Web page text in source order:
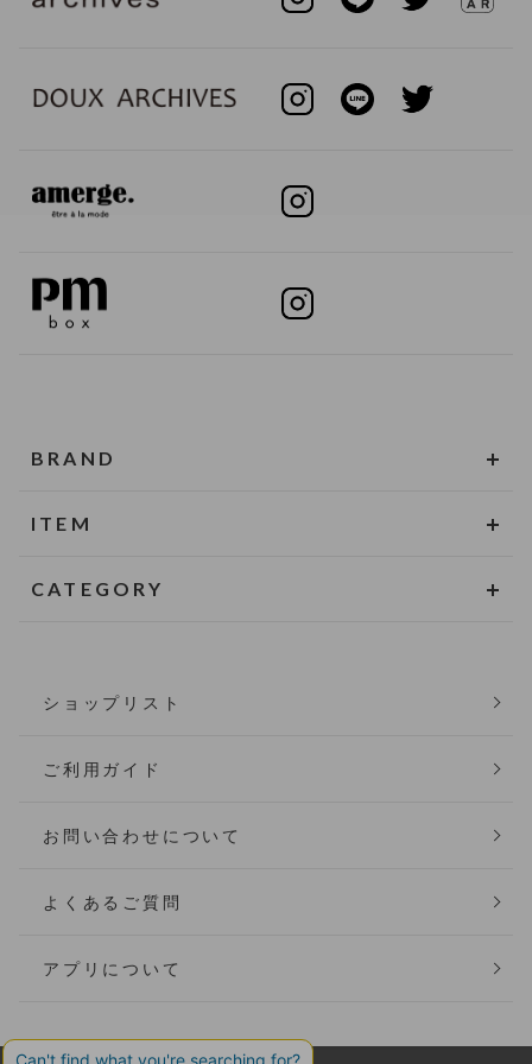
BRAND
ITEM
CATEGORY
ショップリスト
ご利用ガイド
お問い合わせについて
よくあるご質問
アプリについて